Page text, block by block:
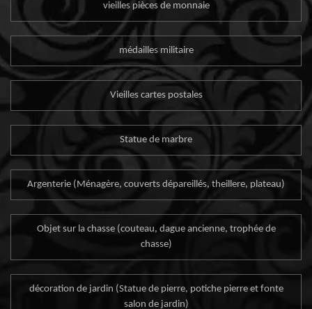
vieilles pièces de monnaie
médailles militaire
Vieilles cartes postales
Statue de marbre
Argenterie (Ménagère, couverts dépareillés, theillere, plateau)
Objet sur la chasse (couteau, dague ancienne, trophée de
chasse)
décoration de jardin (Statue de pierre, potiche pierre et fonte
salon de jardin)